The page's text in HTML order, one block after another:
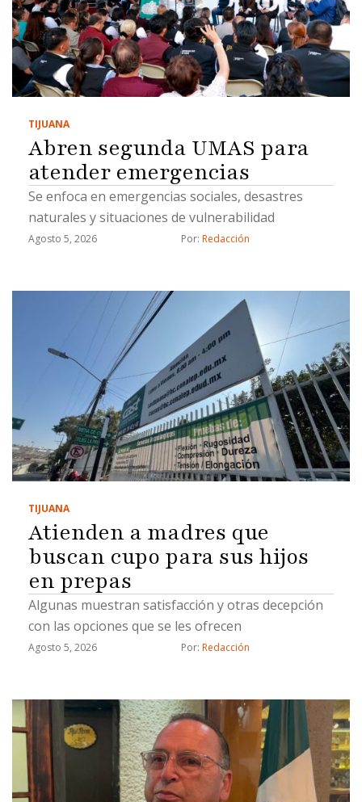
TIJUANA
Abren segunda UMAS para
atender emergencias
Se enfoca en emergencias sociales, desastres
naturales y situaciones de vulnerabilidad
Agosto 5, 2026 Por: Redacción
TIJUANA
Atienden a madres que
buscan cupo para sus hijos
en prepas
Algunas muestran satisfacción y otras decepción
con las opciones que se les ofrecen
Agosto 5, 2026 Por: Redacción